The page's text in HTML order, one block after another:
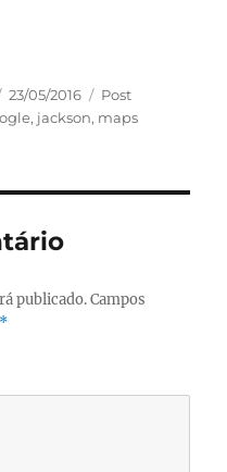
Publicado
em
23/05/2016 Categorias
Post
, jackson, maps
publicado. Campos
*